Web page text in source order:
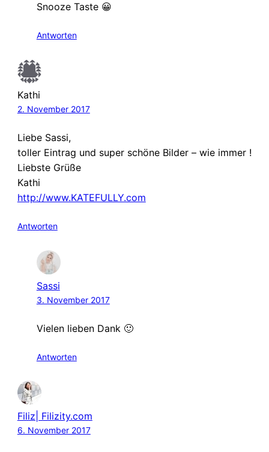
Snooze Taste 😀
Antworten
Kathi
2. November 2017
Liebe Sassi,
toller Eintrag und super schöne Bilder – wie immer !
Liebste Grüße
Kathi
http://www.KATEFULLY.com
Antworten
Sassi
3. November 2017
Vielen lieben Dank 🙂
Antworten
Filiz| Filizity.com
6. November 2017